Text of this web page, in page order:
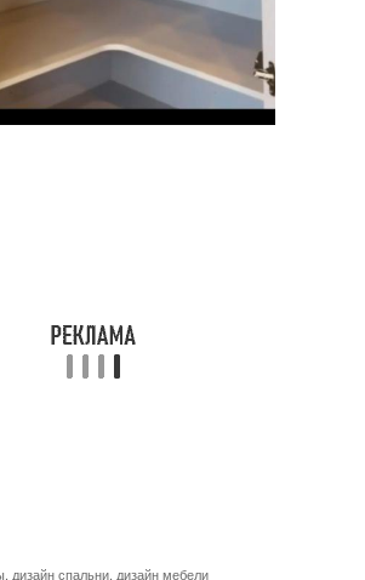
, дизайн спальни, дизайн мебели